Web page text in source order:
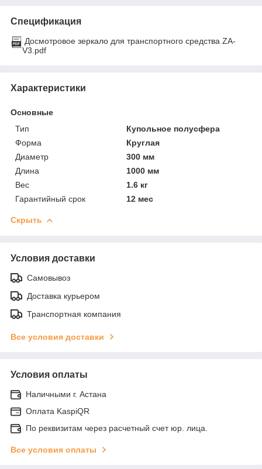
Спецификация
Досмотровое зеркало для транспортного средства ZA-
V3.pdf
Характеристики
Основные
Тип
Купольное полусфера
Форма
Круглая
Диаметр
300 мм
Длина
1000 мм
Вес
1.6 кг
Гарантийный срок
12 мес
Скрыть
Условия доставки
Самовывоз
Доставка курьером
Транспортная компания
Все условия доставки
Условия оплаты
Наличными г. Астана
Оплата KaspiQR
По реквизитам через расчетный счет юр. лица.
Все условия оплаты